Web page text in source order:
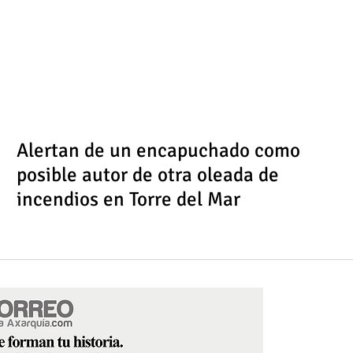
Alertan de un encapuchado como
posible autor de otra oleada de
incendios en Torre del Mar